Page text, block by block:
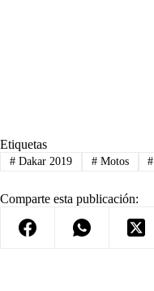
Etiquetas
#Dakar 2019 #Motos #
Comparte esta publicación: